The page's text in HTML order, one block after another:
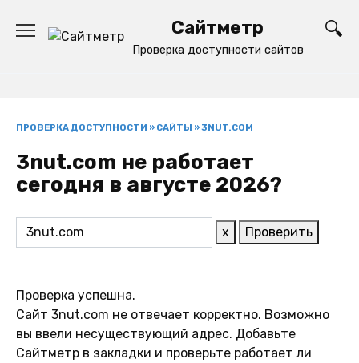
содержанию
Сайтметр
Проверка доступности сайтов
ПРОВЕРКА ДОСТУПНОСТИ » САЙТЫ »3NUT.COM
3nut.com не работает
сегодня в августе 2026?
x Проверить
Проверка успешна.
Сайт 3nut.com не отвечает корректно. Возможно
вы ввели несуществующий адрес. Добавьте
Сайтметр в закладки и проверьте работает ли